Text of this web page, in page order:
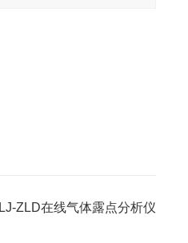
LJ-ZLD在线气体露点分析仪